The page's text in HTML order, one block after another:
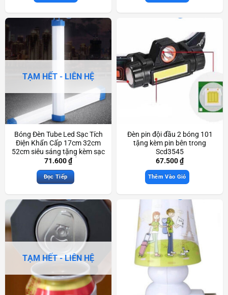
TẠM HẾT - LIÊN HỆ
Bóng Đèn Tube Led Sạc Tích
Điện Khẩn Cấp 17cm 32cm
52cm siêu sáng tặng kèm sạc
USB dùng khi mất điện
Scd3591
71.600₫
Đọc Tiếp
Đèn pin đội đầu 2 bóng 101
tặng kèm pin bên trong
Scd3545
67.500₫
Thêm Vào Giỏ
TẠM HẾT - LIÊN HỆ